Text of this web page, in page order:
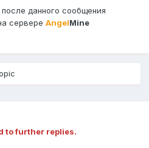
данного сообщения
сервере AngelMine
to further replies.